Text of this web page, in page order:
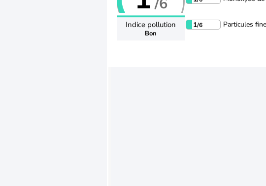
/6
Indice pollution
Bon
1/6 Particules